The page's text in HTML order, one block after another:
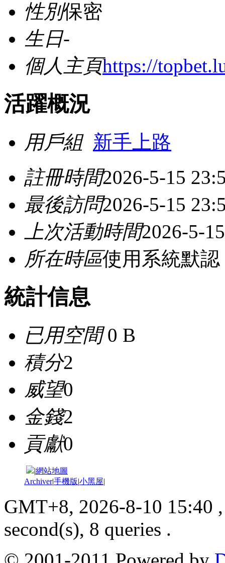
性別保密
生日-
個人主頁https://
活躍概況
用戶組 新手上路
註冊時間2026-5-15
最後訪問2026-5-15
上次活動時間2026-5-
所在時區使用系統默認
統計信息
已用空間0 B
積分2
威望0
金錢2
貢獻0
|網站地圖
Archiver|手機版|小黑屋|
GMT+8, 2026-8-10 15:40
second(s), 8 queries .